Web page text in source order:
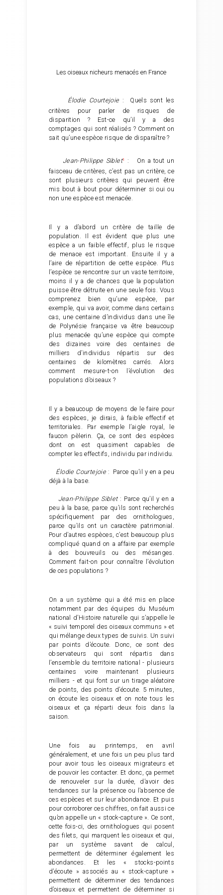
Les oiseaux nicheurs menacés en France
Élodie Courtejoie : Quels sont les
critères pour parler de risques de
disparition ? Est-ce qu’il y a des
comptages qui sont réalisés ? Comment on
sait qu’une espèce risque de disparaître ?
Jean-Philippe Siblet¹ : On a tout un
faisceau de critères, c’est pas un critère, ce
sont plusieurs critères qui peuvent être
mis bout à bout pour déterminer si oui ou
non une espèce est menacée.
Il y a d’abord un critère de taille de
population. Il est évident que plus une
espèce a un faible effectif, plus le risque
de menace est important. Ensuite il y a
l’aire de répartition de cette espèce. Plus
l’espèce se rencontre sur un vaste territoire,
moins il y a de chances que la population
puisse être détruite en une seule fois. Vous
comprenez bien qu’une espèce, par
exemple, qui va avoir, comme dans certains
cas, une centaine d’individus dans une île
de Polynésie française va être beaucoup
plus menacée qu’une espèce qui compte
des dizaines voire des centaines de
milliers d’individus répartis sur des
centaines de kilomètres carrés. Alors
comment mesure-t-on l’évolution des
populations d’oiseaux ?
Il y a beaucoup de moyens de le faire pour
des espèces, je dirais, à faible effectif et
territoriales. Par exemple l’aigle royal, le
faucon pèlerin. Ça, ce sont des espèces
dont on est quasiment capables de
compter les effectifs, individu par individu.
Élodie Courtejoie : Parce qu’il y en a peu
déjà à la base.
Jean-Philippe Siblet: Parce qu’il y en a
peu à la base, parce qu’ils sont recherchés
spécifiquement par des ornithologues,
parce qu’ils ont un caractère patrimonial.
Pour d’autres espèces, c’est beaucoup plus
compliqué quand on a affaire par exemple
à des bouvreuils ou des mésanges.
Comment fait-on pour connaître l’évolution
de ces populations ?
On a un système qui a été mis en place
notamment par des équipes du Muséum
national d’Histoire naturelle qui s’appelle le
« suivi temporel des oiseaux communs » et
qui mélange deux types de suivis. Un suivi
par points d’écoute. Donc, ce sont des
observateurs qui sont répartis dans
l’ensemble du territoire national - plusieurs
centaines voire maintenant plusieurs
milliers - et qui font sur un tirage aléatoire
de points, des points d’écoute. 5 minutes,
on écoute les oiseaux et on note tous les
oiseaux et ça réparti deux fois dans la
saison.
Une fois au printemps, en avril
généralement, et une fois un peu plus tard
pour avoir tous les oiseaux migrateurs et
de pouvoir les contacter. Et donc, ça permet
de renouveler sur la durée, d’avoir des
tendances sur la présence ou l’absence de
ces espèces et sur leur abondance. Et puis
pour corroborer ces chiffres, on fait aussi ce
qu’on appelle un « stock-capture ». Ce sont,
cette fois-ci, des ornithologues qui posent
des filets, qui marquent les oiseaux et qui,
par un système savant de calcul,
permettent de déterminer également les
abondances. Et les « stocks-points
d’écoute » associés au « stock-capture »
permettent de déterminer des tendances
d’oiseaux et permettent de déterminer si